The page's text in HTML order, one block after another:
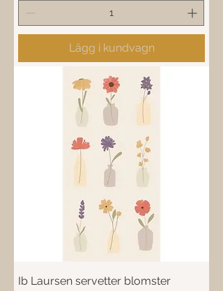
Lägg i kundvagn
Ib Laursen servetter blomster